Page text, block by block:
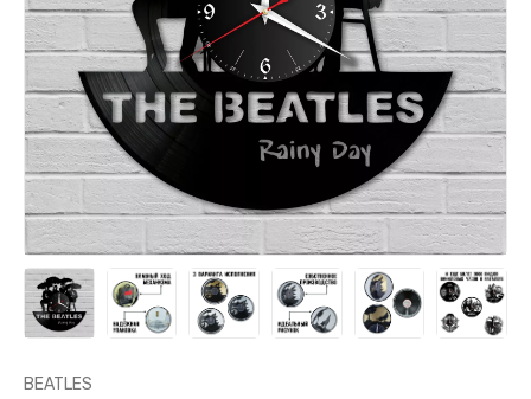
BEATLES